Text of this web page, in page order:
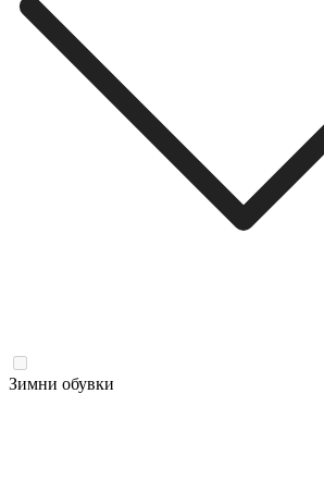
Зимни обувки